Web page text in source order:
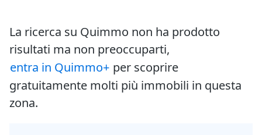
La ricerca su Quimmo non ha prodotto
risultati ma non preoccuparti,
entra in Quimmo+ per scoprire
gratuitamente molti più immobili in questa
zona.